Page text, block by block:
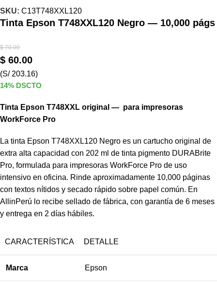
SKU: C13T748XXL120
Tinta Epson T748XXL120 Negro — 10,000 págs
$70.00
$ 60.00
(S/ 203.16)
14% DSCTO
Tinta Epson T748XXL original — para impresoras
WorkForce Pro
La tinta Epson T748XXL120 Negro es un cartucho original de
extra alta capacidad con 202 ml de tinta pigmento DURABrite
Pro, formulada para impresoras WorkForce Pro de uso
intensivo en oficina. Rinde aproximadamente 10,000 páginas
con textos nítidos y secado rápido sobre papel común. En
AllinPerú lo recibe sellado de fábrica, con garantía de 6 meses
y entrega en 2 días hábiles.
CARACTERÍSTICA DETALLE
Marca Epson